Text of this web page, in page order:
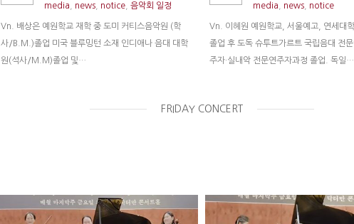
media news notice 음악회 일정
Vn. 배상은 예원학교 재학 중 도미 커티스음악원 (학
사/B.M.)졸업 미국 블루밍턴 소재 인디애나 음대 대학
원(석사/M.M)졸업 및…
media news notice
Vn. 이혜원 예원학교, 서울예고, 연세대
졸업 후 도독 슈투트가르트 국립음대 전문
주자·실내악 전문연주자과정 졸업. 독일…
FRIDAY CONCERT